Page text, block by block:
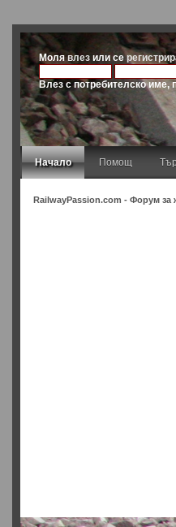
Молявлез или се
Влез с потребителско име,
Начало Помощ
RailwayPassion.com - Форум за